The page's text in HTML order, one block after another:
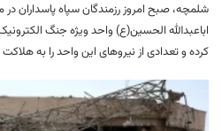
اباعبدالله الحسین(ع) واحد ویژه جنگ
کرده و تعدادی از نیروهای این واحد را به